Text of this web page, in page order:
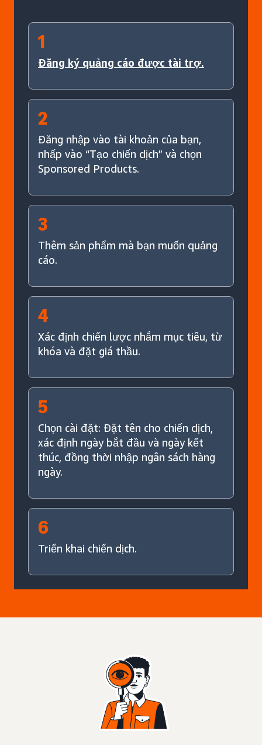
1
Đăng ký quảng cáo được tài trợ.
2
Đăng nhập vào tài khoản của bạn,
nhấp vào “Tạo chiến dịch” và chọn
Sponsored Products.
3
Thêm sản phẩm mà bạn muốn quảng
cáo.
4
Xác định chiến lược nhắm mục tiêu, từ
khóa và đặt giá thầu.
5
Chọn cài đặt: Đặt tên cho chiến dịch,
xác định ngày bắt đầu và ngày kết
thúc, đồng thời nhập ngân sách hàng
ngày.
6
Triển khai chiến dịch.